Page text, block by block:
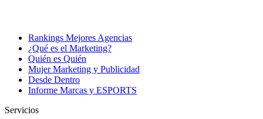
Rankings Mejores Agencias
¿Qué es el Marketing?
Quién es Quién
Mujer Marketing y Publicidad
Desde Dentro
Informe Marcas y ESPORTS
Servicios